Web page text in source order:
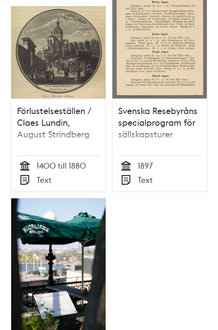
Förlustelseställen /
Claes Lundin,
August Strindberg
Tid
1400 till 1880
Typ
Text
Svenska Resebyråns
specialprogram för
sällskapsturer
Tid
1897
Typ
Text